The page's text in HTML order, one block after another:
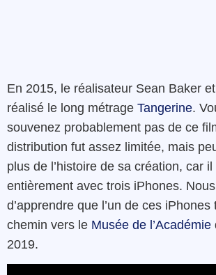
En 2015, le réalisateur Sean Baker
réalisé le long métrage Tangerine.
souvenez probablement pas de ce
distribution fut assez limitée, mais
plus de l’histoire de sa création, car
entièrement avec trois iPhones.
d’apprendre que l’un de ces iPhones
chemin vers le Musée de l’Académie
2019.